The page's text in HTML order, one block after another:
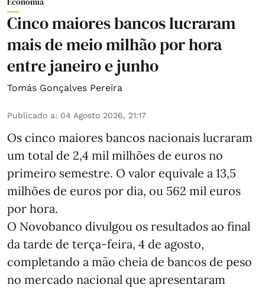
Cinco maiores bancos lucraram
mais de meio milhão por hora
entre janeiro e junho
Tomás Gonçalves Pereira
Publicado a: 04 Agosto 2026, 21:17
Os cinco maiores bancos nacionais lucraram
um total de 2,4 mil milhões de euros no
primeiro semestre. O valor equivale a 13,5
milhões de euros por dia, ou 562 mil euros
por hora.
O Novobanco divulgou os resultados ao final
da tarde de terça-feira, 4 de agosto,
completando a mão cheia de bancos de peso
no mercado nacional que apresentaram